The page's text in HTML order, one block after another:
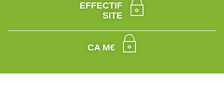
EFFECTIF
SITE
CA M€